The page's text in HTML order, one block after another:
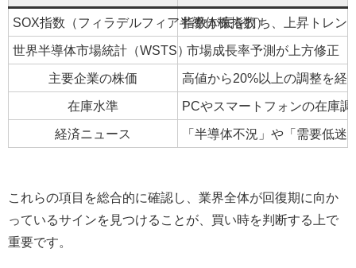
SOX指数（フィラデルフィア半導体株指数）
指数が底を打ち、上昇トレン
世界半導体市場統計（WSTS）市場成長率予測が上方修正
主要企業の株価 高値から20%以上の調整を経
在庫水準 PCやスマートフォンの在庫
経済ニュース 「半導体不況」や「需要低
これらの項目を総合的に確認し、業界全体が回復期に向か
っているサインを見つけることが、買い時を判断する上で
重要です。